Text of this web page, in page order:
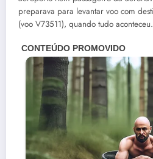
preparava para levantar voo com
(voo V73511), quando tudo aconteceu.